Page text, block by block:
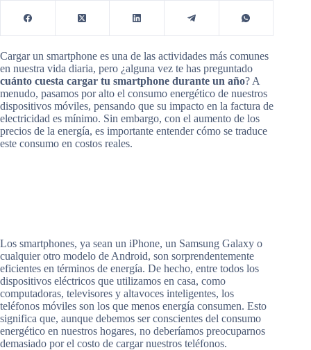
Cargar un smartphone es una de las actividades más comunes
en nuestra vida diaria, pero ¿alguna vez te has preguntado
cuánto cuesta cargar tu smartphone durante un año? A
menudo, pasamos por alto el consumo energético de nuestros
dispositivos móviles, pensando que su impacto en la factura de
electricidad es mínimo. Sin embargo, con el aumento de los
precios de la energía, es importante entender cómo se traduce
este consumo en costos reales.
Los smartphones, ya sean un iPhone, un Samsung Galaxy o
cualquier otro modelo de Android, son sorprendentemente
eficientes en términos de energía. De hecho, entre todos los
dispositivos eléctricos que utilizamos en casa, como
computadoras, televisores y altavoces inteligentes, los
teléfonos móviles son los que menos energía consumen. Esto
significa que, aunque debemos ser conscientes del consumo
energético en nuestros hogares, no deberíamos preocuparnos
demasiado por el costo de cargar nuestros teléfonos.